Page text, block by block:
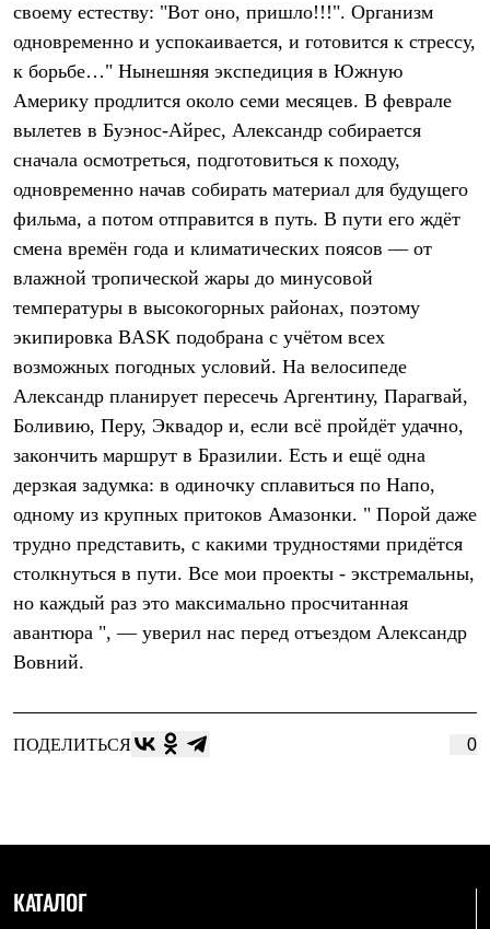
Брюки
Софтшелл одежда
Куртки
Флисовая одежда
Куртки
Брюки
Комбинезоны
Термобелье
Комплект термобелья
Снаряжение
Палатки и тенты
Палатки
Аксессуары для палаток
Рюкзаки
Легкоходные
Альпинистские
Городские
Аксессуары для рюкзаков
Спальные мешки
Пуховые
С синтетическим утеплителем
Аксессуары для спальников
Баулы
Кошельки
Сумки
Гермомешки
Полезные аксессуары
Еда
Обувь
Сапоги
Гамаши и бахилы
своему естеству: "Вот оно, пришло!!!". Организм
одновременно и успокаивается, и готовится к стрессу,
к борьбе…" Нынешняя экспедиция в Южную
Америку продлится около семи месяцев. В феврале
вылетев в Буэнос-Айрес, Александр собирается
сначала осмотреться, подготовиться к походу,
одновременно начав собирать материал для будущего
фильма, а потом отправится в путь. В пути его ждёт
смена времён года и климатических поясов — от
влажной тропической жары до минусовой
температуры в высокогорных районах, поэтому
экипировка BASK подобрана с учётом всех
возможных погодных условий. На велосипеде
Александр планирует пересечь Аргентину, Парагвай,
Боливию, Перу, Эквадор и, если всё пройдёт удачно,
закончить маршрут в Бразилии. Есть и ещё одна
дерзкая задумка: в одиночку сплавиться по Напо,
одному из крупных притоков Амазонки. " Порой даже
трудно представить, с какими трудностями придётся
столкнуться в пути. Все мои проекты - экстремальны,
но каждый раз это максимально просчитанная
авантюра ", — уверил нас перед отъездом Александр
Вовний.
ПОДЕЛИТЬСЯ 0
КАТАЛОГ